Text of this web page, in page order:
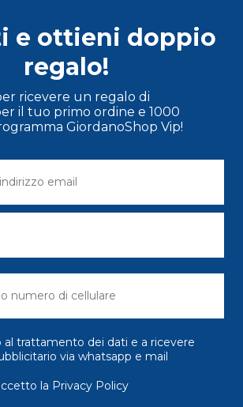
e ottieni doppio
regalo!
ricevere un regalo di
il tuo primo ordine e 1000
GiordanoShop Vip!
al trattamento dei dati e a ricevere
via whatsapp e mail
la Privacy Policy